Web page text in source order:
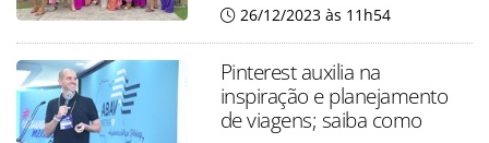
26/12/2023 às 11h54
Pinterest auxilia na
inspiração e planejamento
de viagens; saiba como